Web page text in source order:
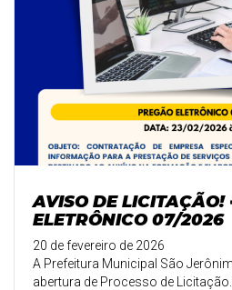
AVISO DE LICITAÇÃO!
ELETRÔNICO 07/2026
20 de fevereiro de 2026
A Prefeitura Municipal São
abertura de Processo de Licitação.